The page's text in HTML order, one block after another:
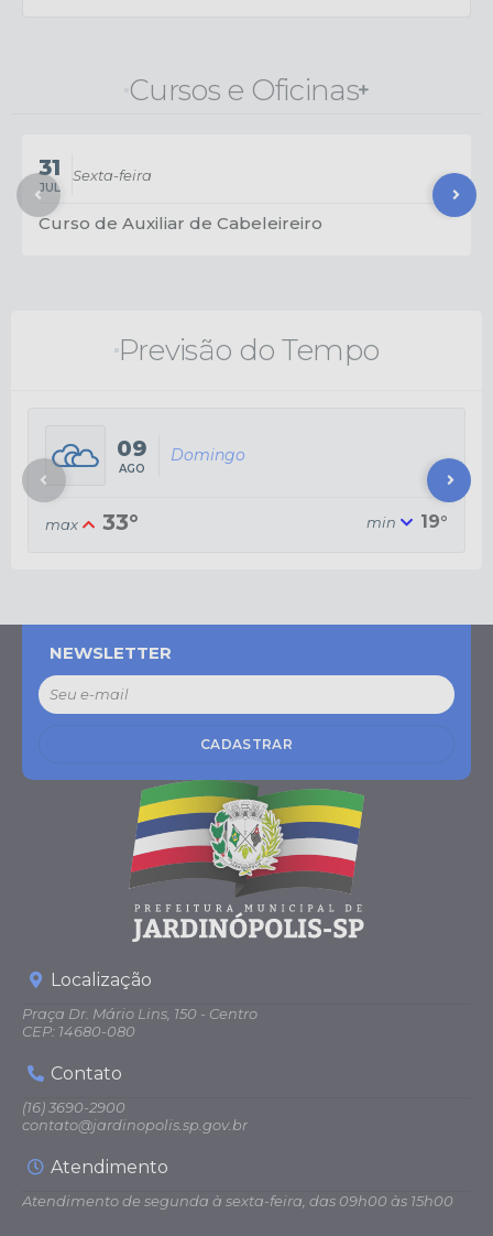
Cursos e Oficinas
Curso de Auxiliar de Cabeleireiro
Sexta-feira
31
JUL
Previsão do Tempo
Domingo
09
AGO
33° 19°
NEWSLETTER
CADASTRAR
Localização
Praça Dr. Mário Lins, 150 - Centro
CEP: 14680-080
Contato
(16) 3690-2900
contato@jardinopolis.sp.gov.br
Atendimento
Atendimento de segunda à sexta-feira, das 09h00 às 15h00